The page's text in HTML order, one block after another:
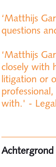
‘Matthijs
questions
‘Matthijs
closely with
litigation or
with.' -
Achtergrond